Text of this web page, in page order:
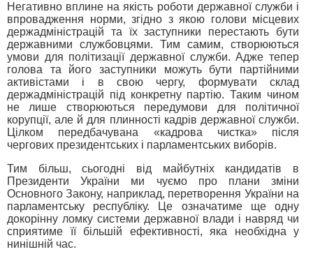
Негативно вплине на якість роботи державної служби і
впровадження норми, згідно з якою голови місцевих
держадміністрацій та їх заступники перестають бути
державними службовцями. Тим самим, створюються
умови для політизації державної служби. Адже тепер
голова та його заступники можуть бути партійними
активістами і в свою чергу, формувати склад
держадміністрацій під конкретну партію. Таким чином
не лише створюються передумови для політичної
корупції, але й для плинності кадрів державної служби.
Цілком передбачувана «кадрова чистка» після
чергових президентських і парламентських виборів.
Тим більш, сьогодні від майбутніх кандидатів в
Президенти України ми чуємо про плани зміни
Основного Закону, наприклад, перетворення України на
парламентську республіку. Це означатиме ще одну
докорінну ломку системи державної влади і навряд чи
сприятиме її більшій ефективності, яка необхідна у
нинішній час.